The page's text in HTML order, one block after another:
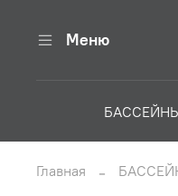
Меню
Главная